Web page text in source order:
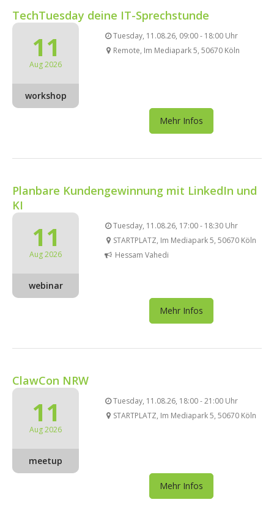
TechTuesday deine IT-Sprechstunde
11
Aug 2026
workshop
Tuesday, 11.08.26, 09:00 - 18:00 Uhr
Remote, Im Mediapark 5, 50670 Köln
Mehr Infos
Planbare Kundengewinnung mit LinkedIn und
KI
11
Aug 2026
webinar
Tuesday, 11.08.26, 17:00 - 18:30 Uhr
STARTPLATZ, Im Mediapark 5, 50670 Köln
Hessam Vahedi
Mehr Infos
ClawCon NRW
11
Aug 2026
meetup
Tuesday, 11.08.26, 18:00 - 21:00 Uhr
STARTPLATZ, Im Mediapark 5, 50670 Köln
Mehr Infos